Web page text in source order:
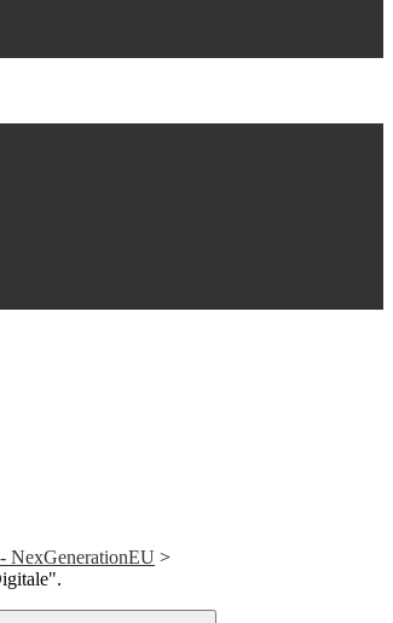
NexGenerationEU >